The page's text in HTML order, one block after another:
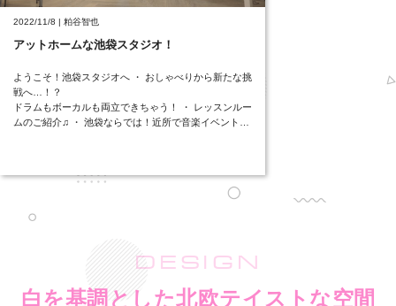
2022/11/8 | 粕谷智也
アットホームな池袋スタジオ！
ようこそ！池袋スタジオへ ・ おしゃべりから新たな挑
戦へ…！？
ドラムもボーカルも両立できちゃう！ ・ レッスンルー
ムのご紹介♫ ・ 池袋ならでは！近所で音楽イベントも
DESIGN
白を基調とした北欧テイストな空間